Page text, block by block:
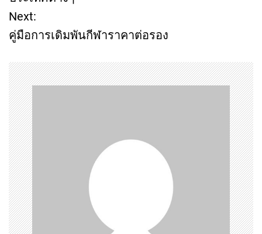
s
t
n
a
v
i
g
a
Next:
คู่มือการเดิมพันกีฬาราคาต่อรอง